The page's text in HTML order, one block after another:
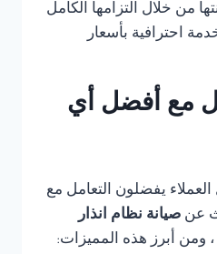
من خلال التزامها الكامل
احترافية بأسعار
مع أفضل أي
يفضلون التعامل مع
عن صيانة نظام انذار
، ومن أبرز هذه المميزات: